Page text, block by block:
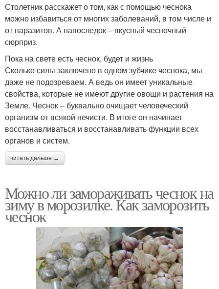
Столетник расскажет о том, как с помощью чеснока
можно избавиться от многих заболеваний, в том числе и
от паразитов. А напоследок – вкусный чесночный
сюрприз.
Пока на свете есть чеснок, будет и жизнь
Сколько силы заключено в одном зубчике чеснока, мы
даже не подозреваем. А ведь он имеет уникальные
свойства, которые не имеют другие овощи и растения на
Земле. Чеснок – буквально очищает человеческий
организм от всякой нечисти. В итоге он начинает
восстанавливаться и восстанавливать функции всех
органов и систем.
читать дальше →
Можно ли замораживать чеснок на
зиму в морозилке. Как заморозить
чеснок